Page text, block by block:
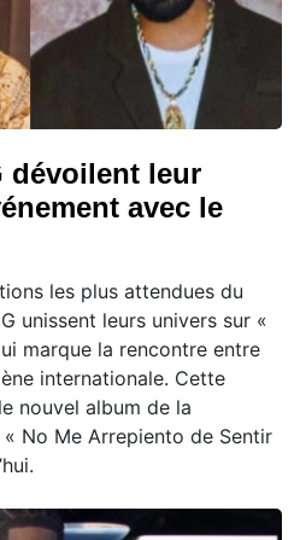
dévoilent leur
avec le
les plus attendues du
unissent leurs univers sur «
marque la rencontre entre
internationale. Cette
nouvel album de la
No Me Arrepiento de Sentir